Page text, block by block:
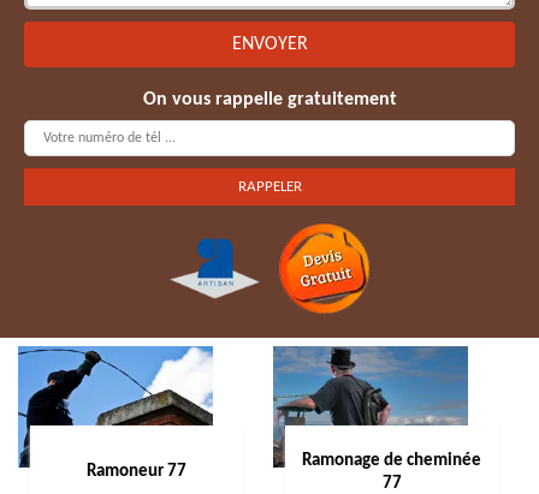
On vous rappelle gratuitement
Ramoneur 77
Ramonage de cheminée
77